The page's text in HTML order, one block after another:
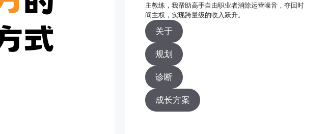
主教练，我帮助高手自由职业者消除运营噪音，夺回时
间主权，实现跨量级的收入跃升。
关于
规划
诊断
成长方案